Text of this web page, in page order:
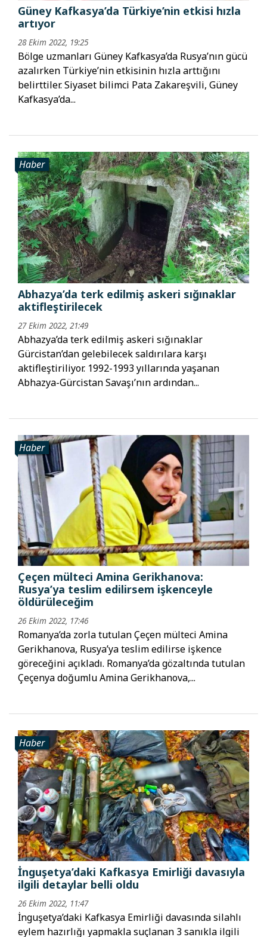
Güney Kafkasya’da Türkiye’nin etkisi hızla
artıyor
28 Ekim 2022, 19:25
Bölge uzmanları Güney Kafkasya’da Rusya’nın gücü
azalırken Türkiye’nin etkisinin hızla arttığını
belirttiler. Siyaset bilimci Pata Zakareşvili, Güney
Kafkasya’da...
Haber
Abhazya’da terk edilmiş askeri sığınaklar
aktifleştirilecek
27 Ekim 2022, 21:49
Abhazya’da terk edilmiş askeri sığınaklar
Gürcistan’dan gelebilecek saldırılara karşı
aktifleştiriliyor. 1992-1993 yıllarında yaşanan
Abhazya-Gürcistan Savaşı’nın ardından...
Haber
Çeçen mülteci Amina Gerikhanova:
Rusya’ya teslim edilirsem işkenceyle
öldürüleceğim
26 Ekim 2022, 17:46
Romanya’da zorla tutulan Çeçen mülteci Amina
Gerikhanova, Rusya’ya teslim edilirse işkence
göreceğini açıkladı. Romanya’da gözaltında tutulan
Çeçenya doğumlu Amina Gerikhanova,...
Haber
İnguşetya’daki Kafkasya Emirliği davasıyla
ilgili detaylar belli oldu
26 Ekim 2022, 11:47
İnguşetya’daki Kafkasya Emirliği davasında silahlı
eylem hazırlığı yapmakla suçlanan 3 sanıkla ilgili